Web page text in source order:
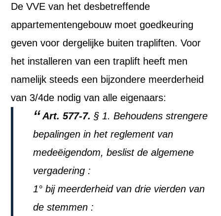
De VVE van het desbetreffende
appartementengebouw moet goedkeuring
geven voor dergelijke buiten trapliften. Voor
het installeren van een traplift heeft men
namelijk steeds een bijzondere meerderheid
van 3/4de nodig van alle eigenaars:
Art. 577-7. § 1. Behoudens strengere
bepalingen in het reglement van
medeëigendom, beslist de algemene
vergadering :
1° bij meerderheid van drie vierden van
de stemmen :